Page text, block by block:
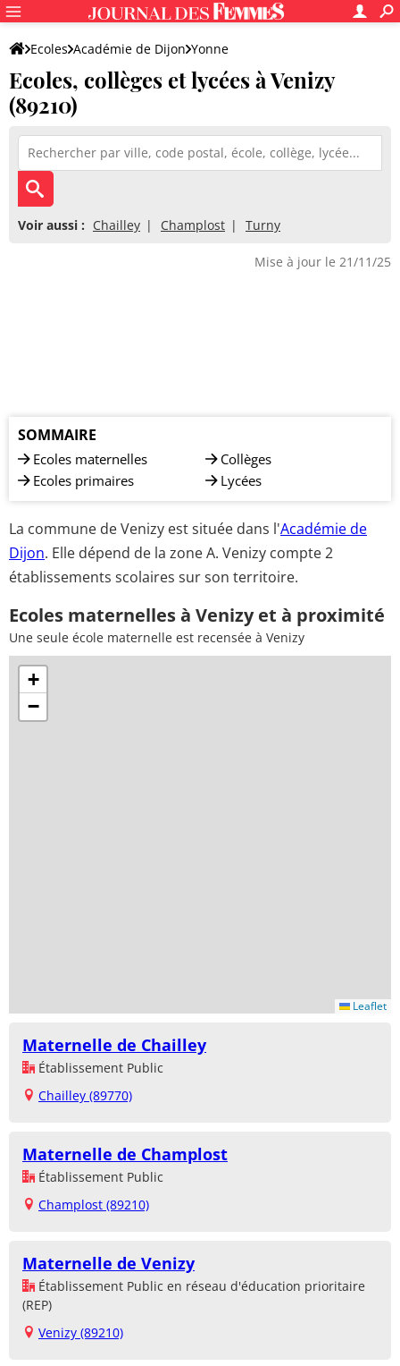
Ecoles Académie de Dijon Yonne
Ecoles, collèges et lycées à Venizy
(89210)
Voir aussi : Chailley Champlost Turny
Mise à jour le 21/11/25
SOMMAIRE
Ecoles maternelles
Ecoles primaires
Collèges
Lycées
La commune de Venizy est située dans l'Académie de
Dijon. Elle dépend de la zone A. Venizy compte 2
établissements scolaires sur son territoire.
Ecoles maternelles à Venizy et à proximité
Une seule école maternelle est recensée à Venizy
+
−
Leaflet
Maternelle de Chailley
Établissement Public
Chailley (89770)
Maternelle de Champlost
Établissement Public
Champlost (89210)
Maternelle de Venizy
Établissement Public en réseau d'éducation prioritaire
(REP)
Venizy (89210)